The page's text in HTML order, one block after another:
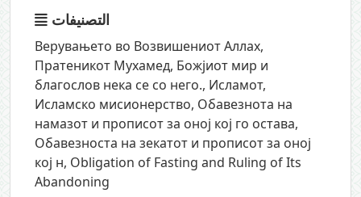
التصنيفات
Верувањето во Возвишениот Аллах,
Пратеникот Мухамед, Божјиот мир и
благослов нека се со него., Исламот,
Исламско мисионерство, Обавезнота на
намазот и прописот за оној кој го остава,
Обавезноста на зекатот и прописот за оној
кој н, Obligation of Fasting and Ruling of Its
Abandoning